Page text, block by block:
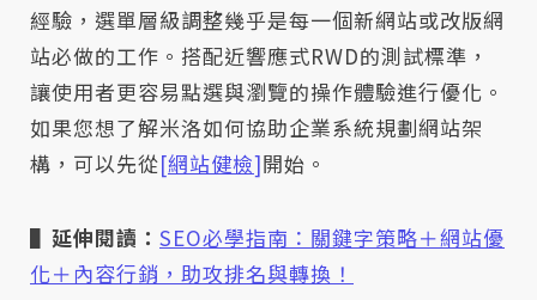
經驗，選單層級調整幾乎是每一個新網站或改版網
站必做的工作。搭配近響應式RWD的測試標準，
讓使用者更容易點選與瀏覽的操作體驗進行優化。
如果您想了解米洛如何協助企業系統規劃網站架
構，可以先從[網站健檢]開始。
▌延伸閱讀： SEO必學指南：關鍵字策略＋網站優
化＋內容行銷，助攻排名與轉換！